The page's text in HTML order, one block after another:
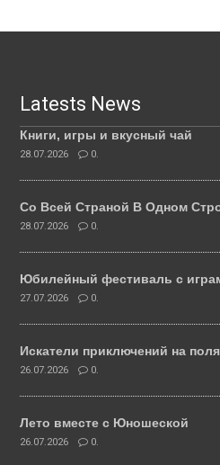
Latests News
Книги, игры и вкусный чай
28.07.2026 0.
Со Всей Страной В Одном
28.07.2026 0.
Юбилейный фестиваль с
27.07.2026 0.
Искатели приключений на
26.07.2026 0.
Лето вместе с Юношеской
26.07.2026 0.